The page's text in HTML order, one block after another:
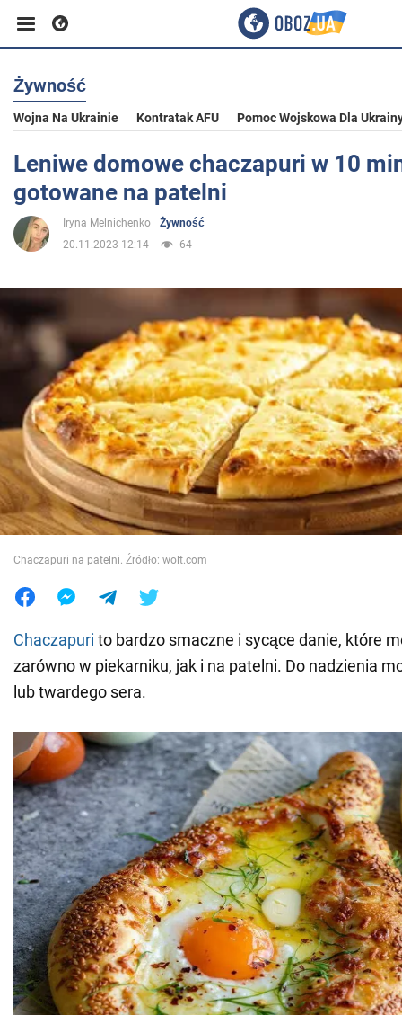
Biznes
Sport
Rozrywka
Polityka
Społeczeństwo
Wojna na Ukrainie
Świat
Jedzenie
Żywność
Wojna Na Ukrainie Kontratak AFU Pomoc Wojskowa Dla
Leniwe domowe chaczapuri w 10
gotowane na patelni
Iryna Melnichenko
Żywność
20.11.2023 12:14
64
Chaczapuri na patelni. Źródło: wolt.com
Chaczapuri to bardzo smaczne i sycące danie, które
zarówno w piekarniku, jak i na patelni. Do nadzienia
lub twardego sera.